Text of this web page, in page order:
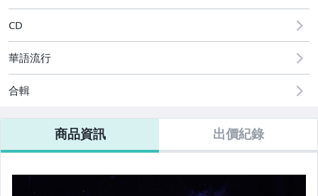
成人專區
古董、藝術與礦石
居家、家具與園藝
玩具、模型與公仔
男性精品與服飾
偶像、球員卡與郵幣
CD
華語流行
合輯
商品資訊 出價紀錄